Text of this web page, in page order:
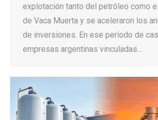
explotación tanto del petróleo como
de Vaca Muerta y se aceleraron los
de inversiones. En ese período de
empresas argentinas vinculadas…